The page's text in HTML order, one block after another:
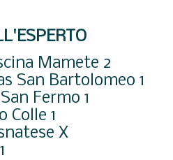
Mamete 2
San Bartolomeo 1
Fermo 1
Colle 1
X